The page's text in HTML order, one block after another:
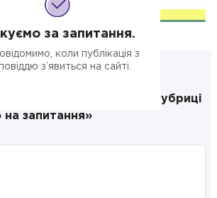
запитання
публікуємо відповіді в рубриці
на запитання»
за запитання.
коли публікація з
з’явиться на сайті.